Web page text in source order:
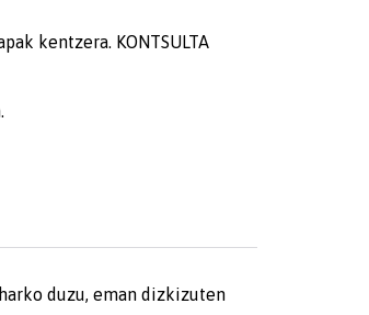
kentzera. KONTSULTA
duzu, eman dizkizuten